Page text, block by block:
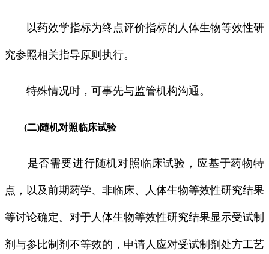
以药效学指标为终点评价指标的人体生物等效性研
究参照相关指导原则执行。
特殊情况时，可事先与监管机构沟通。
(二)随机对照临床试验
是否需要进行随机对照临床试验，应基于药物特
点，以及前期药学、非临床、人体生物等效性研究结果
等讨论确定。对于人体生物等效性研究结果显示受试制
剂与参比制剂不等效的，申请人应对受试制剂处方工艺